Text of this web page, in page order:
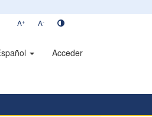
A+ A-
Acceder